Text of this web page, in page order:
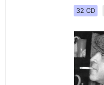
32 CD